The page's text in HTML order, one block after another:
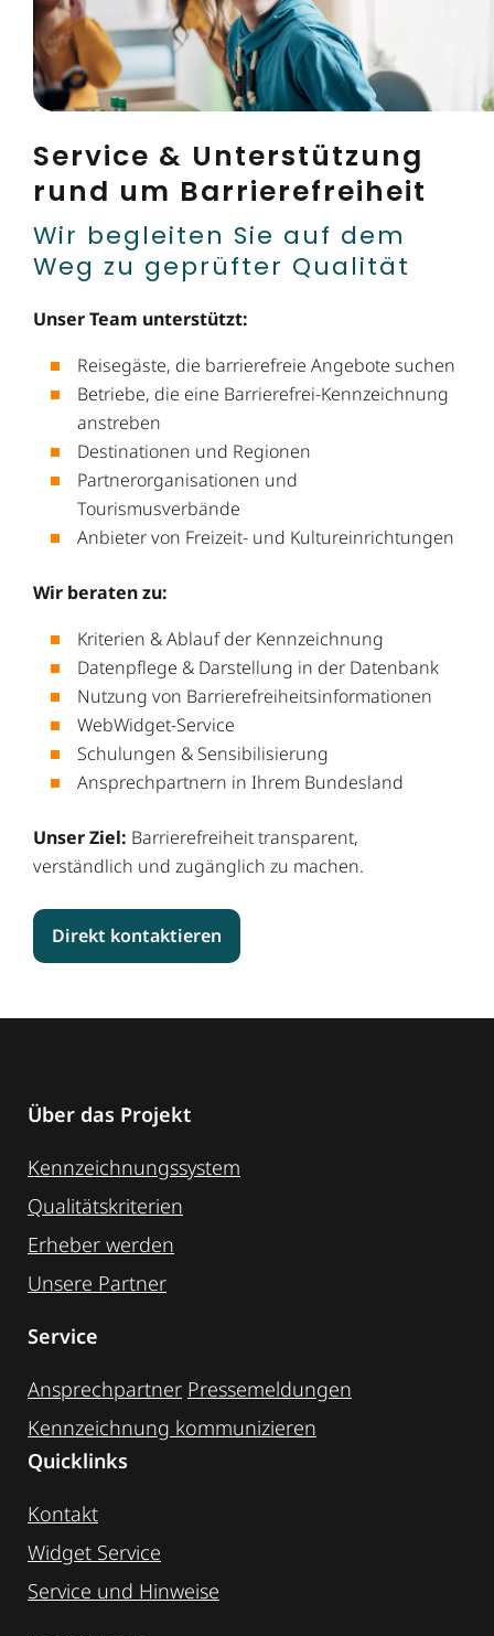
Service & Unterstützung
rund um Barrierefreiheit
Wir begleiten Sie auf dem
Weg zu geprüfter ­Qualität
Unser Team unterstützt:
Reisegäste, die barrierefreie Angebote suchen
Betriebe, die eine Barrierefrei-Kennzeichnung
anstreben
Destinationen und Regionen
Partnerorganisationen und
Tourismusverbände
Anbieter von Freizeit- und Kultureinrichtungen
Wir beraten zu:
Kriterien & Ablauf der Kennzeichnung
Datenpflege & Darstellung in der Datenbank
Nutzung von Barrierefreiheitsinformationen
WebWidget-Service
Schulungen & Sensibilisierung
Ansprechpartnern in Ihrem Bundesland
Unser Ziel: Barrierefreiheit transparent,
verständlich und zugänglich zu machen.
Direkt kontaktieren
Über das Projekt
Kennzeichnungssystem
Qualitätskriterien
Erheber werden
Unsere Partner
Service
Ansprechpartner Pressemeldungen
Kennzeichnung ­kommunizieren
Quicklinks
Kontakt
Widget Service
Service und Hinweise